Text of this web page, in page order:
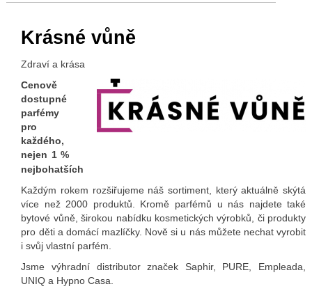
Krásné vůně
Zdraví a krása
Cenově
dostupné
parfémy
pro
každého,
nejen 1 %
nejbohatších
Každým rokem rozšiřujeme náš sortiment, který aktuálně skýtá
více než 2000 produktů. Kromě parfémů u nás najdete také
bytové vůně, širokou nabídku kosmetických výrobků, či produkty
pro děti a domácí mazlíčky. Nově si u nás můžete nechat vyrobit
i svůj vlastní parfém.
Jsme výhradní distributor značek Saphir, PURE, Empleada,
UNIQ a Hypno Casa.